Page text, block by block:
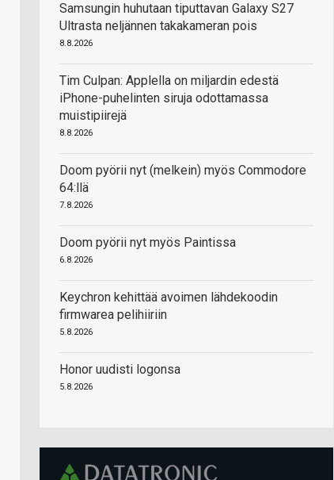
Samsungin huhutaan tiputtavan Galaxy S27
Ultrasta neljännen takakameran pois
8.8.2026
Tim Culpan: Applella on miljardin edestä
iPhone-puhelinten siruja odottamassa
muistipiirejä
8.8.2026
Doom pyörii nyt (melkein) myös Commodore
64:llä
7.8.2026
Doom pyörii nyt myös Paintissa
6.8.2026
Keychron kehittää avoimen lähdekoodin
firmwarea pelihiiriin
5.8.2026
Honor uudisti logonsa
5.8.2026